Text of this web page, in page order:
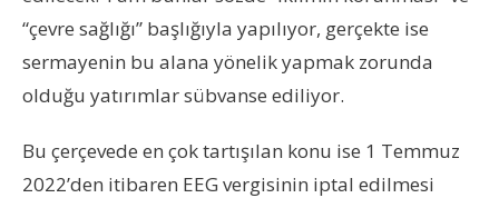
“çevre sağlığı” başlığıyla yapılıyor, gerçekte ise
sermayenin bu alana yönelik yapmak zorunda
olduğu yatırımlar sübvanse ediliyor.
Bu çerçevede en çok tartışılan konu ise 1 Temmuz
2022’den itibaren EEG vergisinin iptal edilmesi